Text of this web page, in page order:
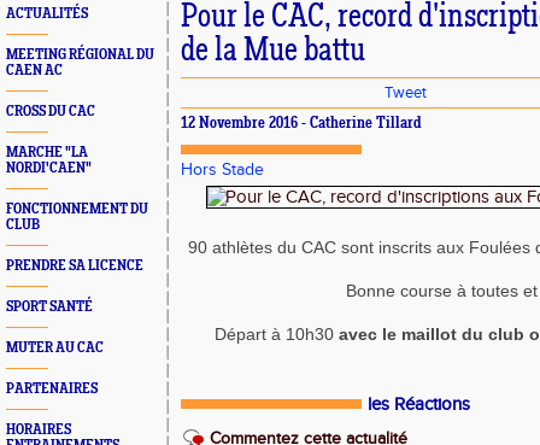
ACTUALITÉS
MEETING RÉGIONAL DU
CAEN AC
CROSS DU CAC
MARCHE "LA
NORDI'CAEN"
FONCTIONNEMENT DU
CLUB
PRENDRE SA LICENCE
SPORT SANTÉ
MUTER AU CAC
PARTENAIRES
HORAIRES
Pour le CAC, record
de la Mue battu
Tweet
12 Novembre 2016 - Catherine Tillard
Hors Stade
90 athlètes du CAC sont inscrits aux Foulées
Bonne course à toutes
Départ à 10h30avec le maillot du club
les Réactions
Commentez cette actualité